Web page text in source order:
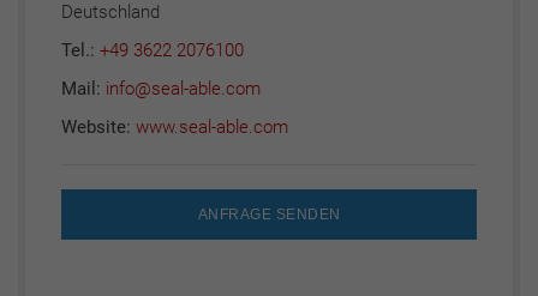
Deutschland
Tel.: +49 3622 2076100
Mail: info@seal-able.com
Website: www.seal-able.com
ANFRAGE SENDEN